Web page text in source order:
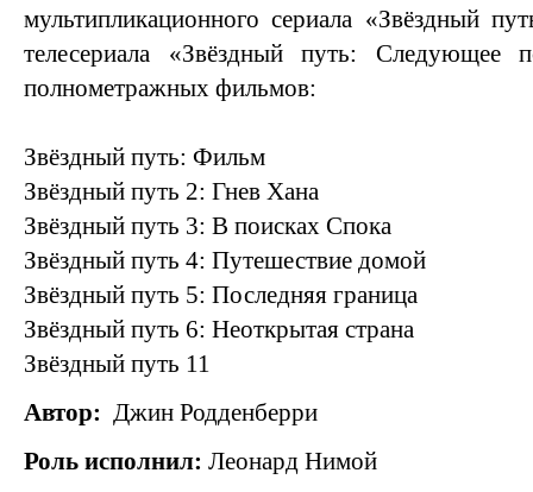
мультипликационного сериала «Звёздный
телесериала «Звёздный путь: Следующее
полнометражных фильмов:
Звёздный путь: Фильм
Звёздный путь 2: Гнев Хана
Звёздный путь 3: В поисках Спока
Звёздный путь 4: Путешествие домой
Звёздный путь 5: Последняя граница
Звёздный путь 6: Неоткрытая страна
Звёздный путь 11
Автор: Джин Родденберри
Роль исполнил: Леонард Нимой